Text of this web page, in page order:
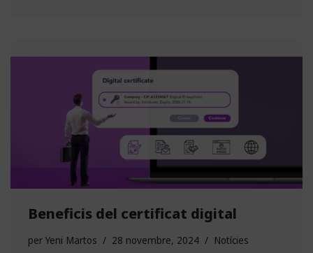
Beneficis del certificat digital
per Yeni Martos 28 novembre, 2024 Notícies